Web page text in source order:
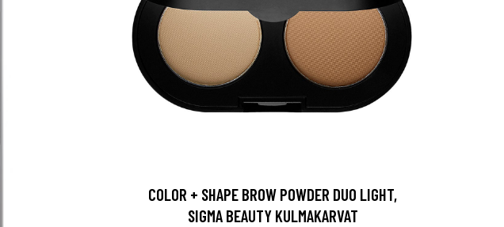
COLOR + SHAPE BROW POWDER DUO LIGHT,
SIGMA BEAUTY KULMAKARVAT